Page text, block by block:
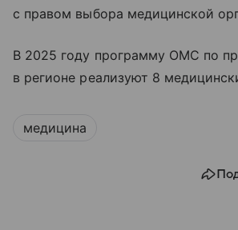
с правом выбора медицинской
В 2025 году программу ОМС по
в регионе реализуют 8
медицина